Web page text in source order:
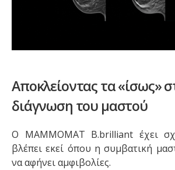
Αποκλείοντας τα «ίσως»
διάγνωση του μαστού
Ο MAMMOMAT B.brilliant έχει
βλέπει εκεί όπου η συμβατική
να αφήνει αμφιβολίες.